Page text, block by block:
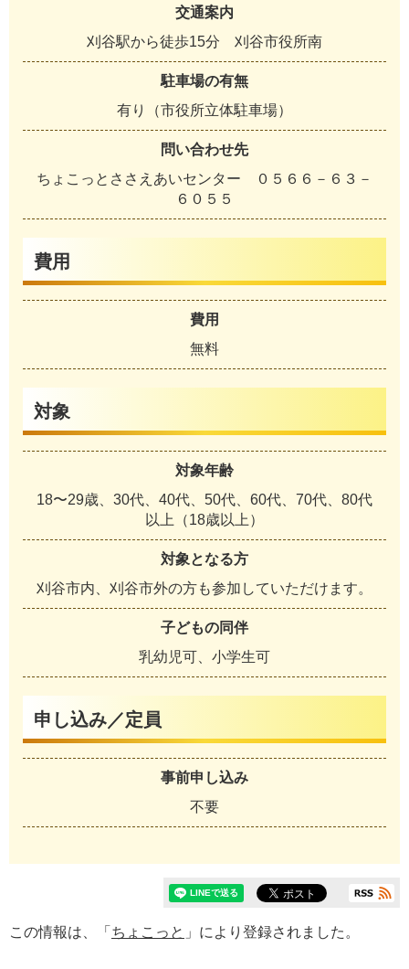
交通案内
刈谷駅から徒歩15分 刈谷市役所南
駐車場の有無
有り（市役所立体駐車場）
問い合わせ先
ちょこっとささえあいセンター ０５６６－６３－
６０５５
費用
費用
無料
対象
対象年齢
18〜29歳、30代、40代、50代、60代、70代、80代
以上（18歳以上）
対象となる方
刈谷市内、刈谷市外の方も参加していただけます。
子どもの同伴
乳幼児可、小学生可
申し込み／定員
事前申し込み
不要
この情報は、「 ちょこっと 」により登録されました。